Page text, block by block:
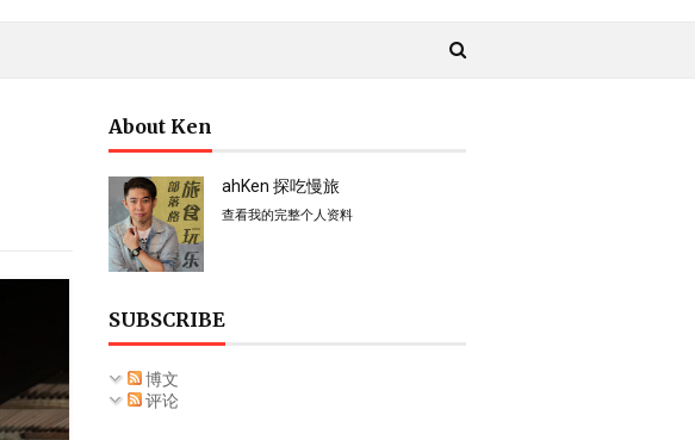
About Ken
ahKen 探吃慢旅
查看我的完整个人资料
SUBSCRIBE
博文
评论